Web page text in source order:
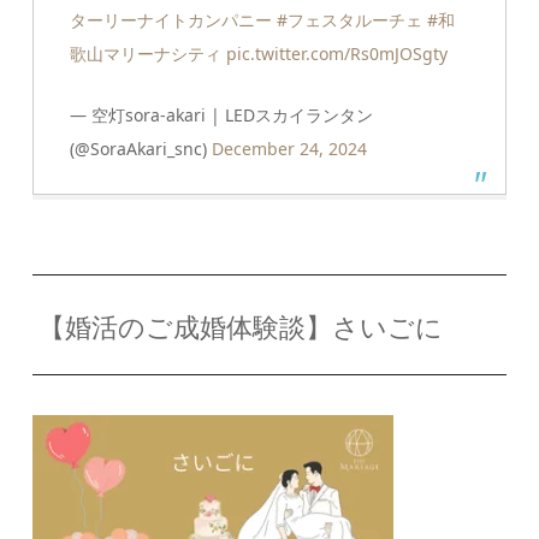
ターリーナイトカンパニー #フェスタルーチェ #和
歌山マリーナシティ pic.twitter.com/Rs0mJOSgty
— 空灯sora-akari | LEDスカイランタン
(@SoraAkari_snc) December 24, 2024
【婚活のご成婚体験談】さいごに